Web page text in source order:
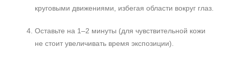
круговыми движениями, избегая области вокруг глаз.
Оставьте на 1–2 минуты (для чувствительной кожи
не стоит увеличивать время экспозиции).